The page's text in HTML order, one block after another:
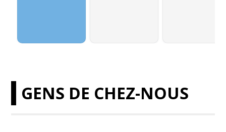
GENS DE CHEZ-NOUS